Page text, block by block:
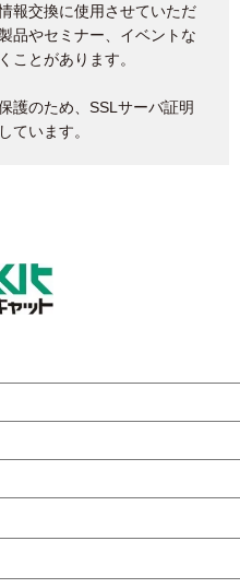
報交換に使用させていただ
品やセミナー、イベントな
ことがあります。
護のため、SSLサーバ証明
ています。